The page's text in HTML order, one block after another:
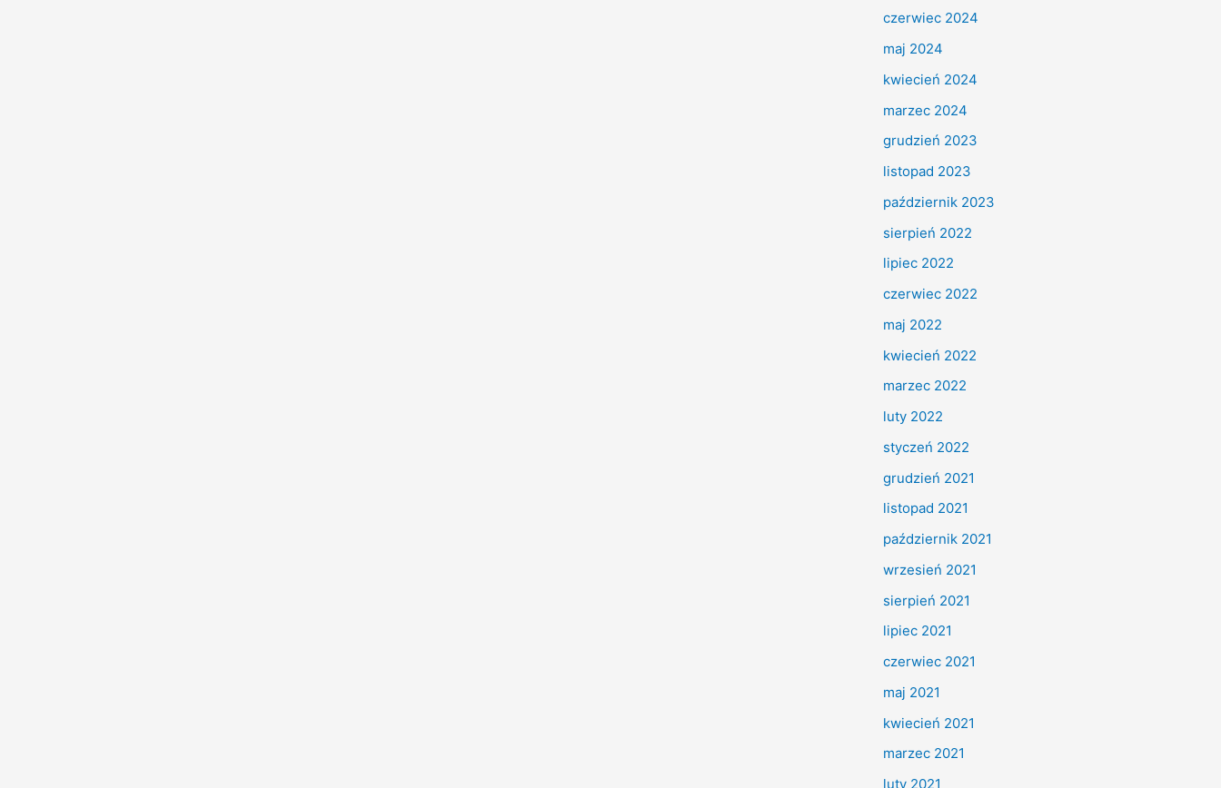
czerwiec 2024
maj 2024
kwiecień 2024
marzec 2024
grudzień 2023
listopad 2023
październik 2023
sierpień 2022
lipiec 2022
czerwiec 2022
maj 2022
kwiecień 2022
marzec 2022
luty 2022
styczeń 2022
grudzień 2021
listopad 2021
październik 2021
wrzesień 2021
sierpień 2021
lipiec 2021
czerwiec 2021
maj 2021
kwiecień 2021
marzec 2021
luty 2021